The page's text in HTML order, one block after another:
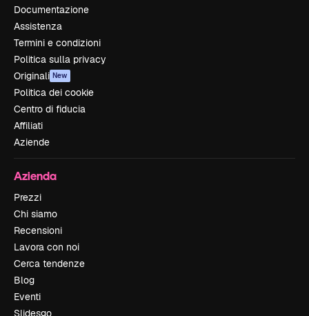
Documentazione
Assistenza
Termini e condizioni
Politica sulla privacy
Originali New
Politica dei cookie
Centro di fiducia
Affiliati
Aziende
Azienda
Prezzi
Chi siamo
Recensioni
Lavora con noi
Cerca tendenze
Blog
Eventi
Slidesgo